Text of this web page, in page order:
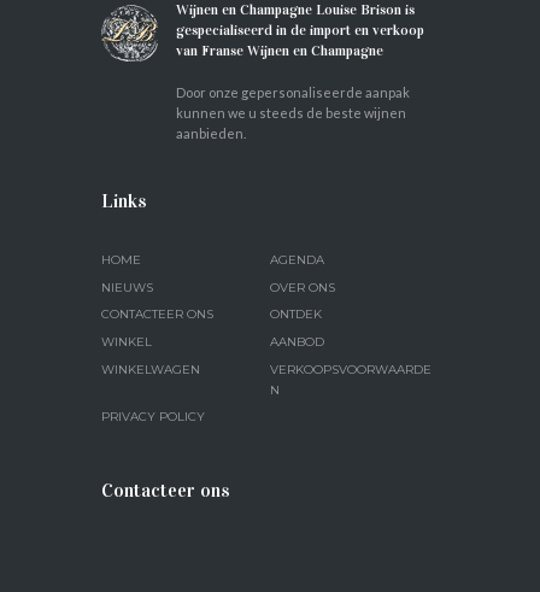
Wijnen en Champagne Louise Brison is
gespecialiseerd in de import en verkoop
van Franse Wijnen en Champagne
Door onze gepersonaliseerde aanpak
kunnen we u steeds de beste wijnen
aanbieden.
Links
HOME
AGENDA
NIEUWS
OVER ONS
CONTACTEER ONS
ONTDEK
WINKEL
AANBOD
WINKELWAGEN
VERKOOPSVOORWAARDE
N
PRIVACY POLICY
Contacteer ons